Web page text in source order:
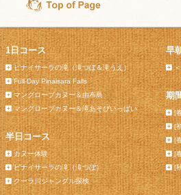
1日コース
ピナイサーラの滝（滝つぼ＆滝うえ）
Full-Day Pinaisara Falls
マングローブカヌー＆由布島
マングローブカヌー＆滝あそびいっぱい
半日コース
カヌー体験
ピナイサーラの滝（滝つぼ）
クーラ川ジャングル探検
早
期
[
[
[
[
[